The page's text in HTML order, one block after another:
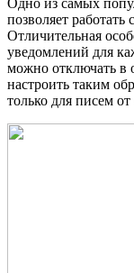
Одно из самых
позволяет
Отличительная
уведомлений для
можно отключать в
настроить таким
только для писем